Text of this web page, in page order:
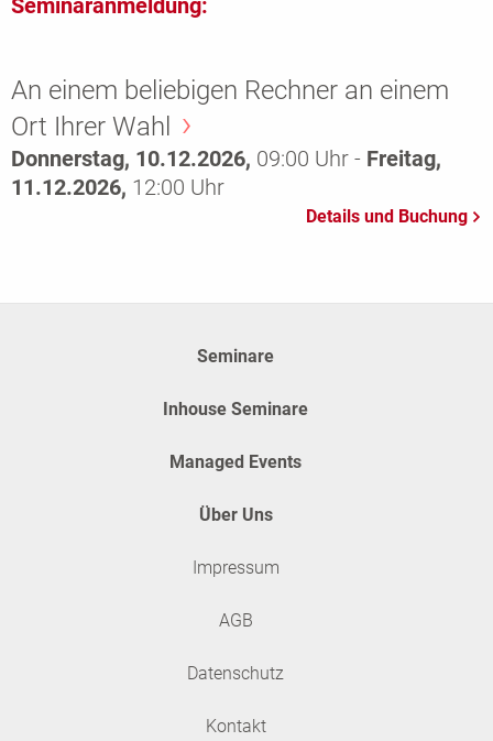
Seminaranmeldung:
An einem beliebigen Rechner an einem
Ort Ihrer Wahl
Donnerstag, 10.12.2026, 09:00 Uhr - Freitag,
11.12.2026, 12:00 Uhr
Seminare
Inhouse Seminare
Managed Events
Über Uns
Impressum
AGB
Datenschutz
Kontakt